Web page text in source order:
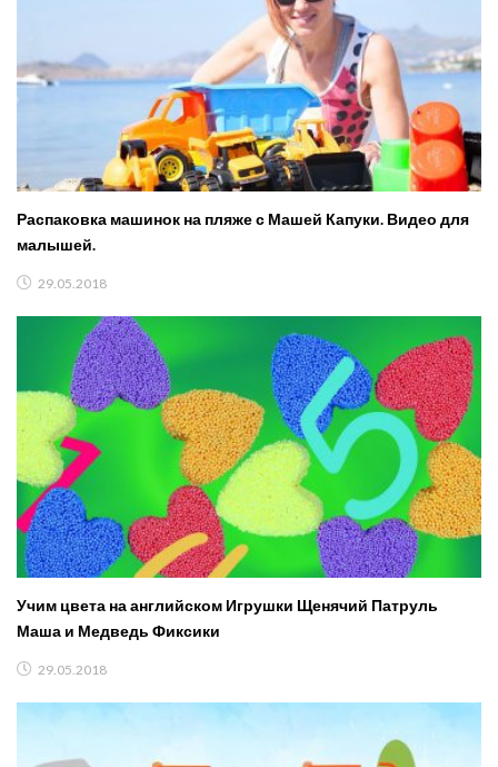
Распаковка машинок на пляже с Машей Капуки. Видео для
малышей.
29.05.2018
Учим цвета на английском Игрушки Щенячий Патруль
Маша и Медведь Фиксики
29.05.2018